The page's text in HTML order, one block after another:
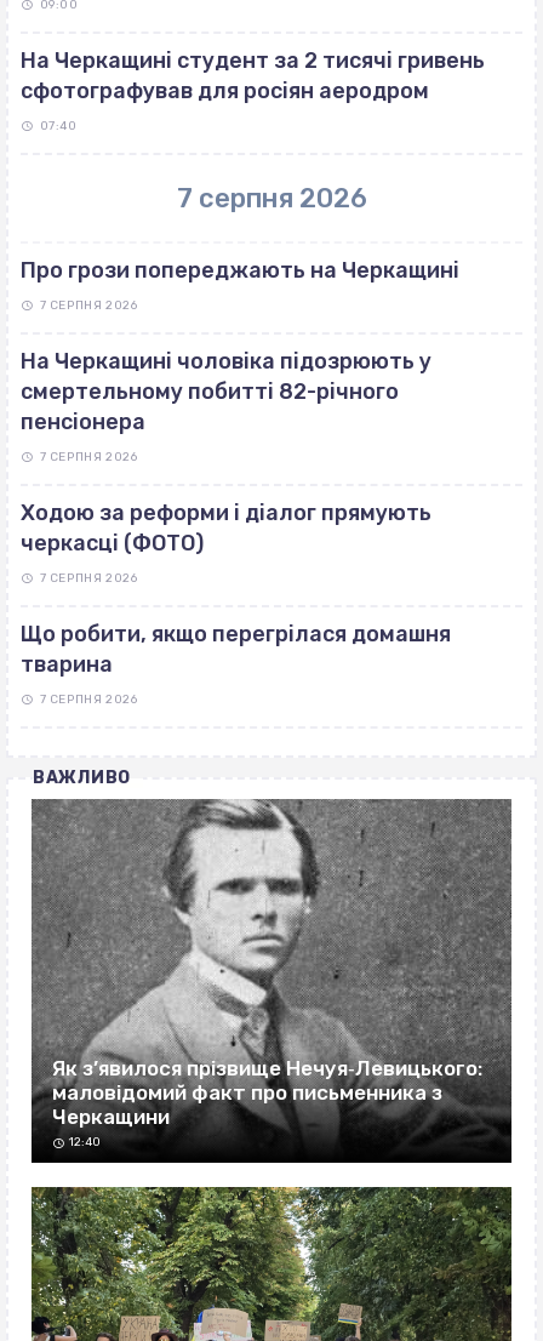
09:00
На Черкащині студент за 2 тисячі гривень
сфотографував для росіян аеродром
07:40
7 серпня 2026
Про грози попереджають на Черкащині
7 СЕРПНЯ 2026
На Черкащині чоловіка підозрюють у
смертельному побитті 82-річного
пенсіонера
7 СЕРПНЯ 2026
Ходою за реформи і діалог прямують
черкасці (ФОТО)
7 СЕРПНЯ 2026
Що робити, якщо перегрілася домашня
тварина
7 СЕРПНЯ 2026
ВАЖЛИВО
Як з’явилося прізвище Нечуя‐Левицького:
маловідомий факт про письменника з
Черкащини
12:40